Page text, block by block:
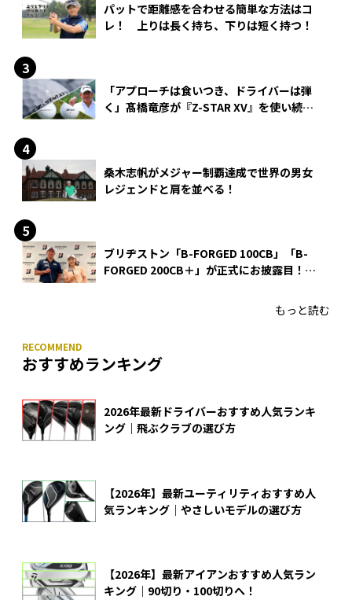
パットで距離感を合わせる簡単な方法はコ
レ！ 上りは長く持ち、下りは短く持つ！
「アプローチは食いつき、ドライバーは弾
く」髙橋竜彦が『Z-STAR XV』を使い続け
桑木志帆がメジャー制覇達成で世界の男女
レジェンドと肩を並べる！
ブリヂストン「B-FORGED 100CB」「B-
FORGED 200CB＋」が正式にお披露目！
もっと読む
おすすめランキング
2026年最新ドライバーおすすめ人気ランキ
ング｜飛ぶクラブの選び方
【2026年】最新ユーティリティおすすめ人
気ランキング｜やさしいモデルの選び方
【2026年】最新アイアンおすすめ人気ラン
キング｜90切り・100切りへ！